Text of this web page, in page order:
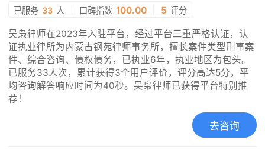
已服务 33 人 口碑指数 100.00 5 评分
吴枭律师在2023年入驻平台，经过平台三重严格认证，认
证执业律所为内蒙古钢苑律师事务所，擅长案件类型刑事案
件、综合咨询、债权债务，已执业6年，执业地区为包头。
已服务33人次，累计获得3个用户评价，评分高达5分，平
均咨询解答响应时间为40秒。吴枭律师已获得平台特别推
荐！
去咨询